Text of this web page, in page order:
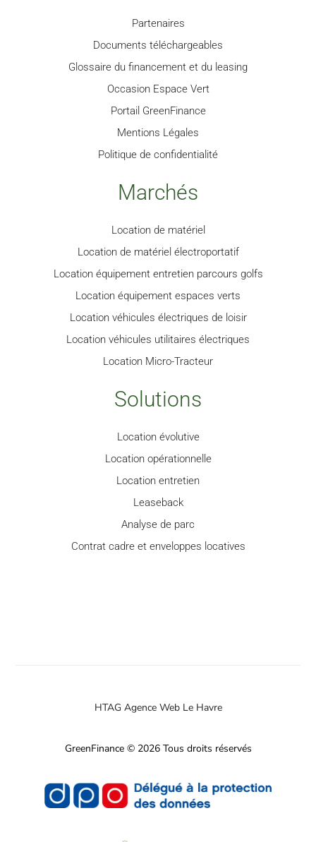
Partenaires
Documents téléchargeables
Glossaire du financement et du leasing
Occasion Espace Vert
Portail GreenFinance
Mentions Légales
Politique de confidentialité
Marchés
Location de matériel
Location de matériel électroportatif
Location équipement entretien parcours golfs
Location équipement espaces verts
Location véhicules électriques de loisir
Location véhicules utilitaires électriques
Location Micro-Tracteur
Solutions
Location évolutive
Location opérationnelle
Location entretien
Leaseback
Analyse de parc
Contrat cadre et enveloppes locatives
HTAG Agence Web Le Havre
GreenFinance © 2026 Tous droits réservés